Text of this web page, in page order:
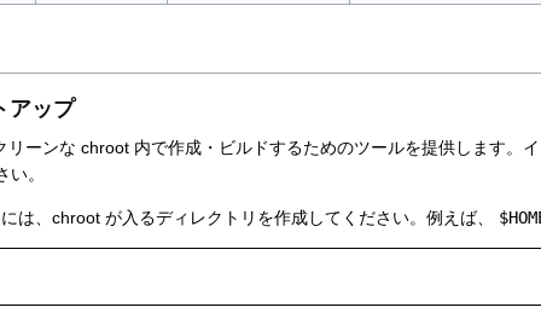
アップ
ーンな chroot 内で作成・ビルドするためのツールを提供します。
。
は、chroot が入るディレクトリを作成してください。例えば、